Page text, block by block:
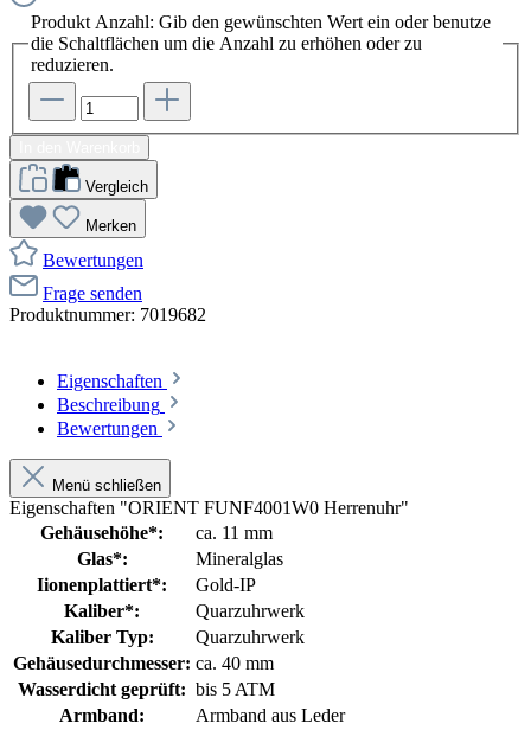
Produkt Anzahl: Gib den gewünschten Wert ein oder benutze
die Schaltflächen um die Anzahl zu erhöhen oder zu
reduzieren.
Vergleich
Merken
Bewertungen
Frage senden
Produktnummer: 7019682
Eigenschaften
Beschreibung
Bewertungen
Menü schließen
Eigenschaften "ORIENT FUNF4001W0 Herrenuhr"
Gehäusehöhe*:
ca. 11 mm
Glas*:
Mineralglas
Iionenplattiert*:
Gold-IP
Kaliber*:
Quarzuhrwerk
Kaliber Typ:
Quarzuhrwerk
Gehäusedurchmesser: ca. 40 mm
Wasserdicht geprüft: bis 5 ATM
Armband:
Armband aus Leder